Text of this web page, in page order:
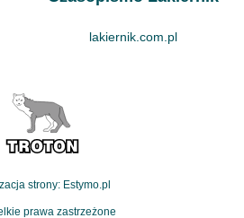
lakiernik.com.pl
strony: Estymo.pl
prawa zastrzeżone